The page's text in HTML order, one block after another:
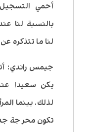
أحمي
بالنسبة لنا
لنا ما تتذكره
جيمس راندي:
يكن سعيدا
لذلك. بينما
تكون محرجة